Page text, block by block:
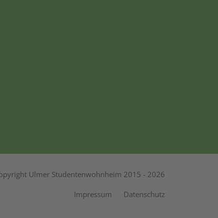
Ulmer Studentenwohnheim 2015 - 2026
Impressum Datenschutz